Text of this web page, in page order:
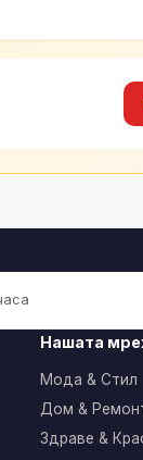
Нашата
Мода & Стил
Дом &
Здраве &